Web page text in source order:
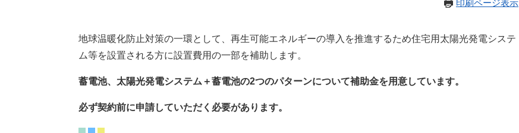
印刷ページ表示
地球温暖化防止対策の一環として、再生可能エネルギーの導入を推進するため住宅用太陽光発電システ
ム等を設置される方に設置費用の一部を補助します。
蓄電池、太陽光発電システム＋蓄電池の2つのパターンについて補助金を用意しています。
必ず契約前に申請していただく必要があります。